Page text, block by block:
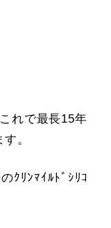
れで最長15年
。
ｸﾘﾝﾏｲﾙﾄﾞｼﾘｺ